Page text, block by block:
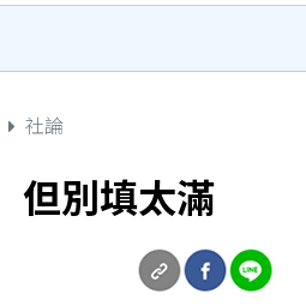
社論
別填太滿